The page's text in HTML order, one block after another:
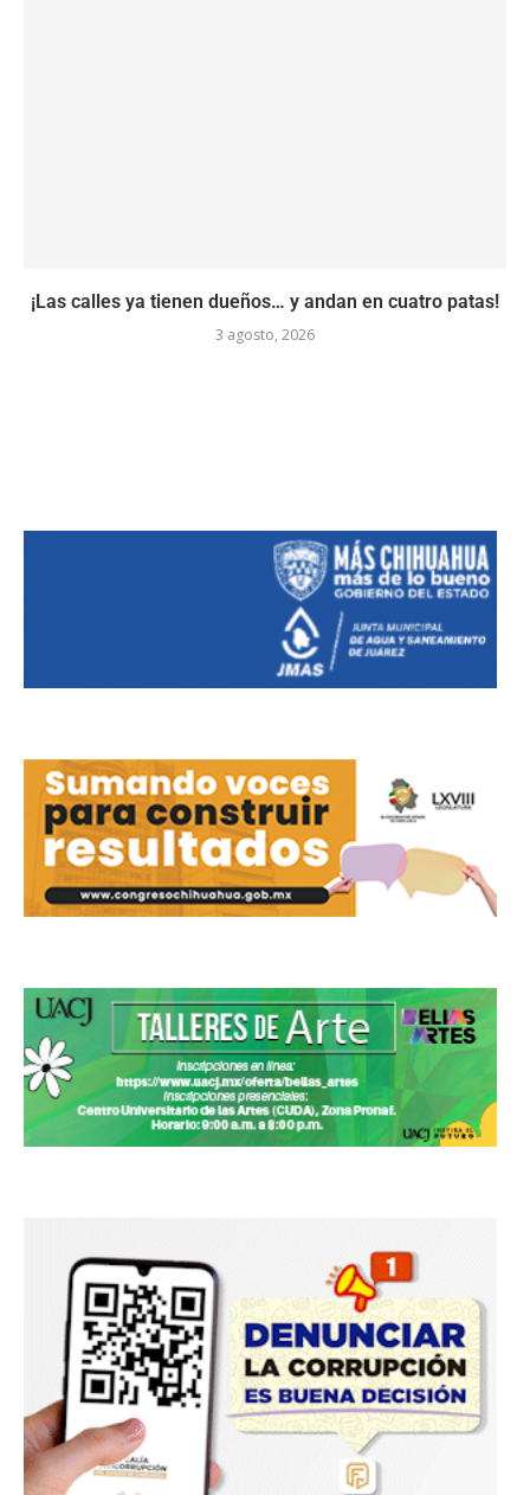
¡Las calles ya tienen dueños… y andan en cuatro patas!
3 agosto, 2026